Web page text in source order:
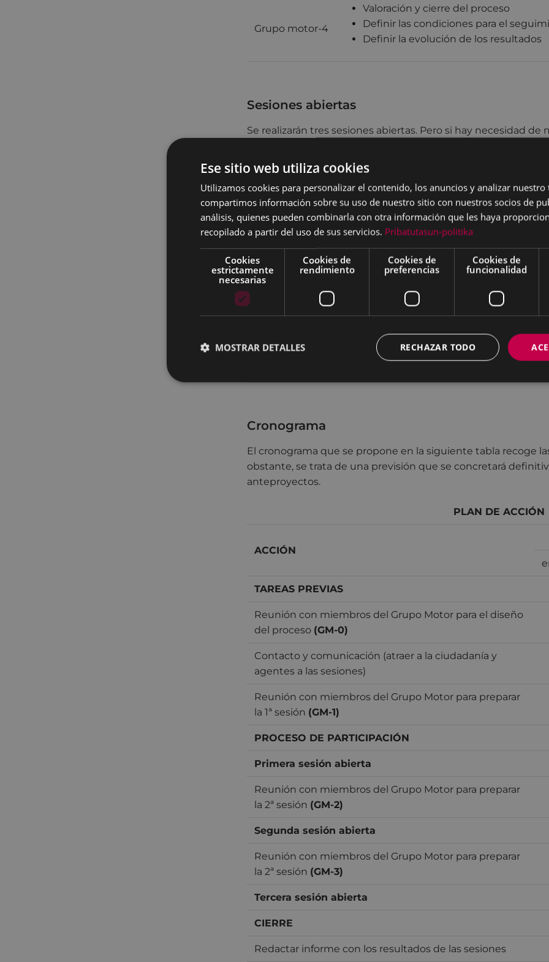
Grupo motor-4
Valoración y cierre del proceso
Definir las condiciones para el
Definir la evolución de los resultados
Sesiones abiertas
Se realizarán tres sesiones abiertas. Pero si hay necesidad de
abierta
5 de febrero de
2020
Análisis del diagnóstico y de las
personales) para el uso del
Elaboración de valores
Segunda sesión
abierta
4 de marzo de 2020
Analizar y decidir la viabilidad de
Reflexión organizativa y de
Primer borrador de gestión
Se determinará
Definir las bases para el uso del
Cierre del proceso
Cronograma
El cronograma que se propone en la siguiente tabla recoge
obstante, se trata de una previsión que se concretará
anteproyectos.
PLAN DE ACCIÓN
ACCIÓN
TAREAS PREVIAS
Reunión con miembros del Grupo Motor para el diseño
del proceso (GM-0)
Contacto y comunicación (atraer a la ciudadanía y
agentes a las sesiones)
Reunión con miembros del Grupo Motor para preparar
la 1ª sesión (GM-1)
PROCESO DE PARTICIPACIÓN
Primera sesión abierta
Reunión con miembros del Grupo Motor para preparar
la 2ª sesión (GM-2)
Segunda sesión abierta
Reunión con miembros del Grupo Motor para preparar
la 2ª sesión (GM-3)
Tercera sesión abierta
CIERRE
Redactar informe con los resultados de las sesiones
Ese sitio web utiliza cookies
Utilizamos cookies para personalizar el contenido, los anuncios y analizar nuestro
compartimos información sobre su uso de nuestro sitio con nuestros socios de
análisis, quienes pueden combinarla con otra información que les haya
recopilado a partir del uso de sus servicios. Pribatutasun-politika
Cookies
estrictamente
necesarias
Cookies de
rendimiento
Cookies de
preferencias
Cookies de
funcionalidad
RECHAZAR TODO
MOSTRAR DETALLES